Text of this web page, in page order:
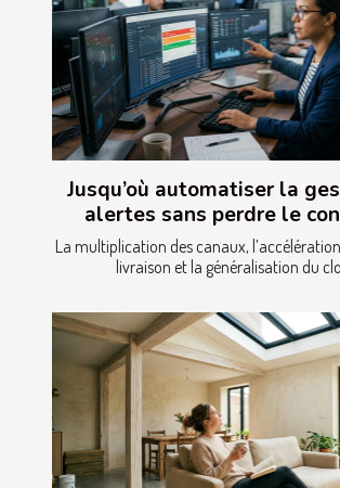
Jusqu’où automatiser la
alertes sans perdre le
La multiplication des canaux,
livraison et la généralisation du